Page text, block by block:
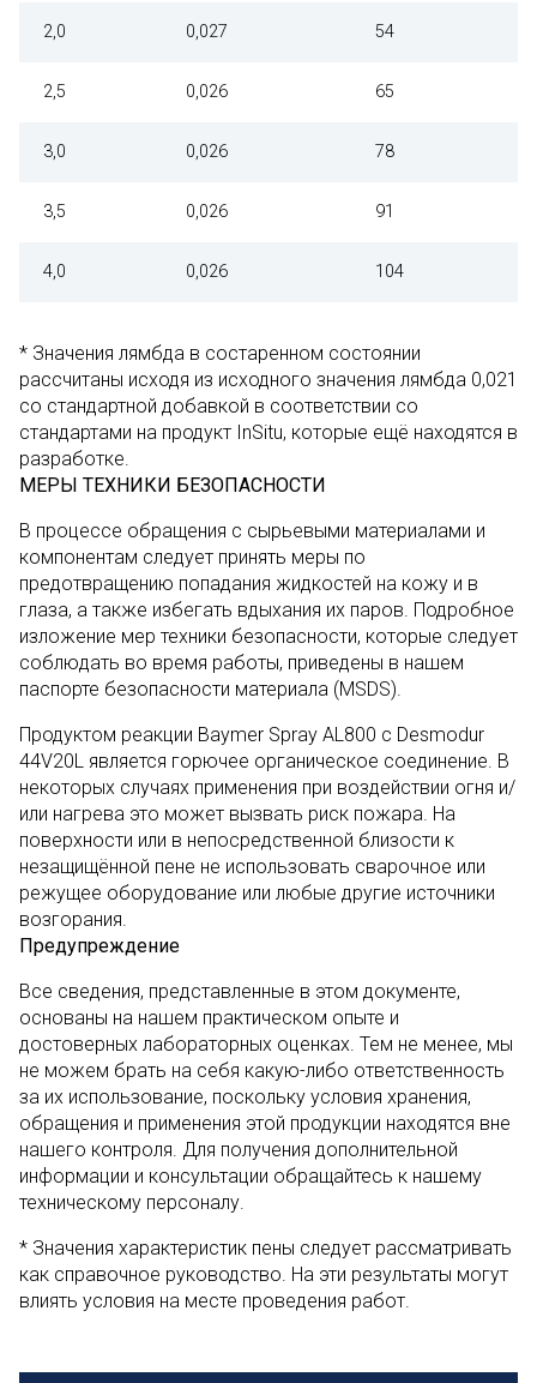
2,0 0,027 54
2,5 0,026 65
3,0 0,026 78
3,5 0,026 91
4,0 0,026 104
* Значения лямбда в состаренном состоянии
рассчитаны исходя из исходного значения лямбда 0,021
со стандартной добавкой в соответствии со
стандартами на продукт InSitu, которые ещё находятся в
разработке.
МЕРЫ ТЕХНИКИ БЕЗОПАСНОСТИ
В процессе обращения с сырьевыми материалами и
компонентам следует принять меры по
предотвращению попадания жидкостей на кожу и в
глаза, а также избегать вдыхания их паров. Подробное
изложение мер техники безопасности, которые следует
соблюдать во время работы, приведены в нашем
паспорте безопасности материала (MSDS).
Продуктом реакции Baymer Spray AL800 с Desmodur
44V20L является горючее органическое соединение. В
некоторых случаях применения при воздействии огня и/
или нагрева это может вызвать риск пожара. На
поверхности или в непосредственной близости к
незащищённой пене не использовать сварочное или
режущее оборудование или любые другие источники
возгорания.
Предупреждение
Все сведения, представленные в этом документе,
основаны на нашем практическом опыте и
достоверных лабораторных оценках. Тем не менее, мы
не можем брать на себя какую-либо ответственность
за их использование, поскольку условия хранения,
обращения и применения этой продукции находятся вне
нашего контроля. Для получения дополнительной
информации и консультации обращайтесь к нашему
техническому персоналу.
* Значения характеристик пены следует рассматривать
как справочное руководство. На эти результаты могут
влиять условия на месте проведения работ.